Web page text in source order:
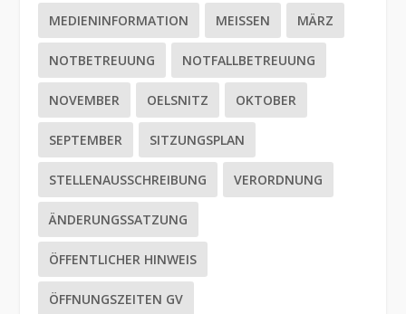
MEDIENINFORMATION MEISSEN MÄRZ
NOTBETREUUNG NOTFALLBETREUUNG
NOVEMBER OELSNITZ OKTOBER
SEPTEMBER SITZUNGSPLAN
STELLENAUSSCHREIBUNG VERORDNUNG
ÄNDERUNGSSATZUNG
ÖFFENTLICHER HINWEIS
ÖFFNUNGSZEITEN GV